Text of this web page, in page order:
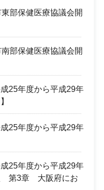
部保健医療協議会開
部保健医療協議会開
25年度から平成29年
25年度から平成29年
25年度から平成29年
第3章 大阪府にお